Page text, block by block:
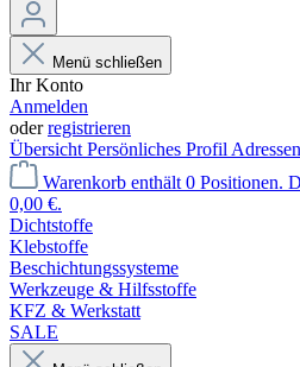
Menü schließen
Ihr Konto
Anmelden
oderregistrieren
Übersicht Persönliches Profil Adressen
Warenkorb enthält 0 Positionen.
0,00 €.
Dichtstoffe
Klebstoffe
Beschichtungssysteme
Werkzeuge & Hilfsstoffe
KFZ & Werkstatt
SALE